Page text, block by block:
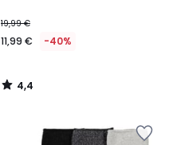
19,99 €
11,99 € -40%
4,4
/